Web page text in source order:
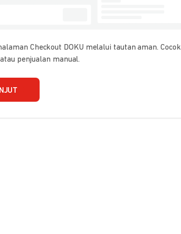
Checkout DOKU melalui tautan aman. Cocok
penjualan manual.